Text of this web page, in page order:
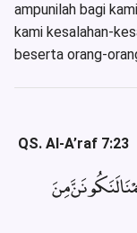
ampunilah bagi
kami kesalahan-
beserta orang-
QS. Al-A’raf 7:23
لَنَكُونَنَّ مِنَ